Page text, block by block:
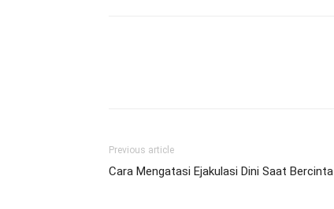
Previous article
Cara Mengatasi Ejakulasi Dini Saat Bercinta